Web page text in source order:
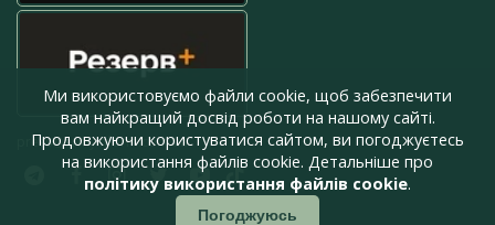
press@armyinform.com.ua
Ми використовуємо файли cookie, щоб забезпечити
вам найкращий досвід роботи на нашому сайті.
Продовжуючи користуватися сайтом, ви погоджуєтесь
на використання файлів cookie. Детальніше про
політику використання файлів cookie.
Погоджуюсь